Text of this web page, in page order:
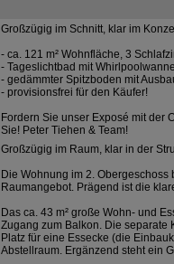
Großzügig im Schnitt, klar im
- ca. 121 m² Wohnfläche, 3
- Tageslichtbad mit
- gedämmter Spitzboden mit
- provisionsfrei für den Käufer!
Fordern Sie unser Exposé mit der
Sie! Peter Tiehen & Team!
Großzügig im Raum, klar in der
Die Wohnung im 2. Obergeschoss
Raumangebot. Prägend ist die
Das ca. 43 m² große Wohn- und
Zugang zum Balkon. Die separate
Platz für eine Essecke (die
Abstellraum. Ergänzend steht ein